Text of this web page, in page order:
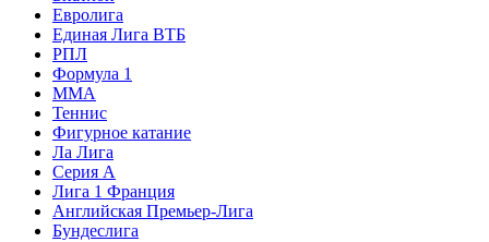
Евролига
Единая Лига ВТБ
РПЛ
Формула 1
MMA
Теннис
Фигурное катание
Ла Лига
Серия А
Лига 1 Франция
Английская Премьер-Лига
Бундеслига